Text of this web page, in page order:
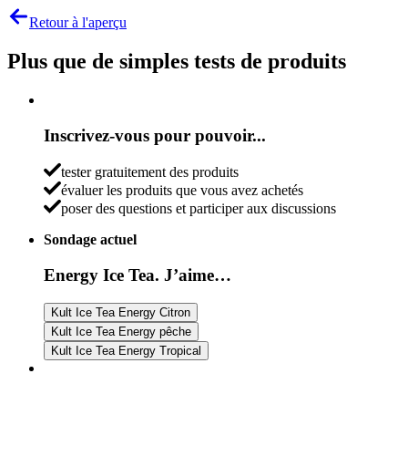
Retour à l'aperçu
Plus que de simples tests de produits
Inscrivez-vous pour pouvoir...
tester gratuitement des produits
évaluer les produits que vous avez achetés
poser des questions et participer aux discussions
Sondage actuel
Energy Ice Tea. J’aime…
Kult Ice Tea Energy Citron
Kult Ice Tea Energy pêche
Kult Ice Tea Energy Tropical